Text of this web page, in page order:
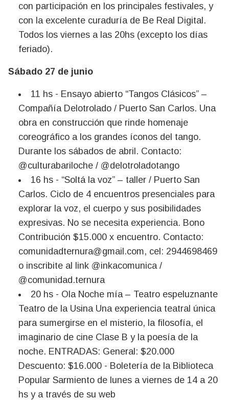
con participación en los principales festivales, y
con la excelente curaduría de Be Real Digital.
Todos los viernes a las 20hs (excepto los días
feriado).
Sábado 27 de junio
11 hs - Ensayo abierto “Tangos Clásicos” –
Compañía Delotrolado / Puerto San Carlos. Una
obra en construcción que rinde homenaje
coreográfico a los grandes íconos del tango.
Durante los sábados de abril. Contacto:
@culturabariloche / @delotroladotango
16 hs - “Soltá la voz” – taller / Puerto San
Carlos. Ciclo de 4 encuentros presenciales para
explorar la voz, el cuerpo y sus posibilidades
expresivas. No se necesita experiencia. Bono
Contribución $15.000 x encuentro. Contacto:
comunidadternura@gmail.com, cel: 2944698469
o inscribite al link @inkacomunica /
@comunidad.ternura
20 hs - Ola Noche mía – Teatro espeluznante
Teatro de la Usina Una experiencia teatral única
para sumergirse en el misterio, la filosofía, el
imaginario de cine Clase B y la poesía de la
noche. ENTRADAS: General: $20.000
Descuento: $16.000 - Boletería de la Biblioteca
Popular Sarmiento de lunes a viernes de 14 a 20
hs y a través de su web